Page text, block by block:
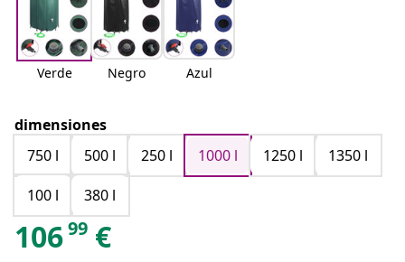
Verde Negro Azul
dimensiones
750 l
500 l 250 l 1000 l 1250 l
1350 l
100 l
380 l
10699 €